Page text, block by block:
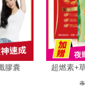
膠囊 超燃素+